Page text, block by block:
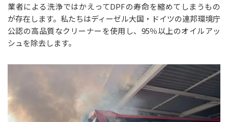
業者による洗浄ではかえってDPFの寿命を縮めてしまうもの
が存在します。私たちはディーゼル大国・ドイツの連邦環境庁
公認の高品質なクリーナーを使用し、95％以上のオイルアッ
シュを除去します。